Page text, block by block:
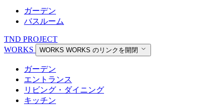
ガーデン
バスルーム
TND PROJECT
WORKS
WORKS WORKS のリンクを開閉
ガーデン
エントランス
リビング・ダイニング
キッチン